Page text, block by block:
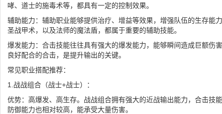
哮、道士的施毒术等，都具有一定的控制效果。
辅助能力：辅助职业能够提供治疗、增益等效果，增强队伍的生存能
圣战甲术，以及法师的魔法盾，都属于重要的辅助技能。
爆发能力：合击技能往往具有强大的爆发能力，能够瞬间造成巨额伤
良好配合的合击，是提升输出的关键。
常见职业搭配推荐：
1.战战组合（战士+战士）：
优势：高爆发、高生存。战战组合拥有强大的近战输出能力，合击技
防御能力也相对较高，能承受大量伤害。